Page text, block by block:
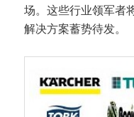
场。这些行业领军者
解决方案蓄势待发。